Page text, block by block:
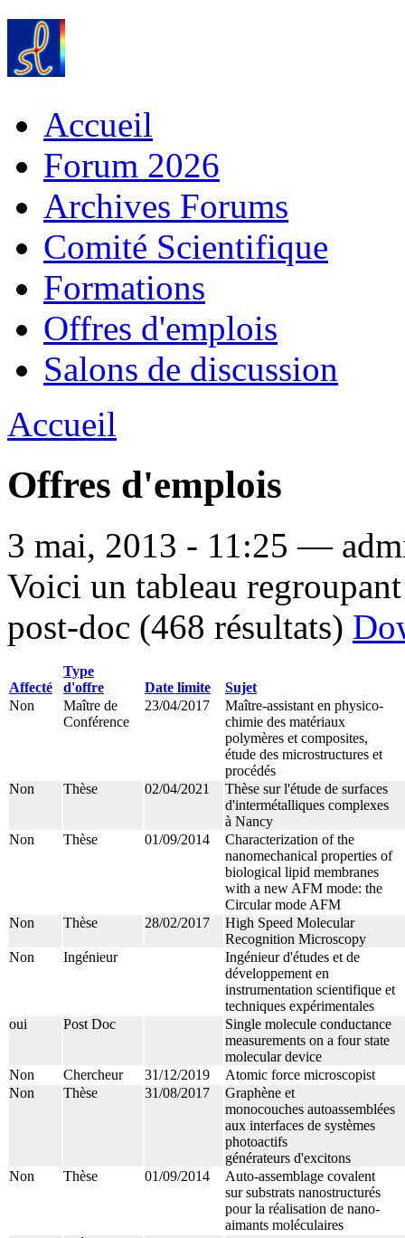
Accueil
Forum 2026
Archives Forums
Comité Scientifique
Formations
Offres d'emplois
Salons de discussion
Accueil
Offres d'emplois
3 mai, 2013 - 11:25 —
Voici un tableau
post-doc (468 résultats)
Affecté
Type
d'offre
Date limite
Sujet
Non
Maître de
Conférence
23/04/2017
Maître-assistant en physico-
chimie des matériaux
polymères et composites,
étude des microstructures et
procédés
Non
Thèse 02/04/2021
Thèse sur l'étude de surfaces
d'intermétalliques complexes
à Nancy
Non
Thèse 01/09/2014
Characterization of the
nanomechanical properties of
biological lipid membranes
with a new AFM mode: the
Circular mode AFM
Non
Thèse 28/02/2017
High Speed Molecular
Recognition Microscopy
Non
Ingénieur
Ingénieur d'études et de
développement en
instrumentation scientifique et
techniques expérimentales
oui
Post Doc
Single molecule conductance
measurements on a four state
molecular device
Non
Chercheur 31/12/2019
Atomic force microscopist
Non
Thèse 31/08/2017
Graphène et
monocouches autoassemblées
aux interfaces de systèmes
photoactifs
générateurs d'excitons
Non
Thèse 01/09/2014
Auto-assemblage covalent
sur substrats nanostructurés
pour la réalisation de nano-
aimants moléculaires